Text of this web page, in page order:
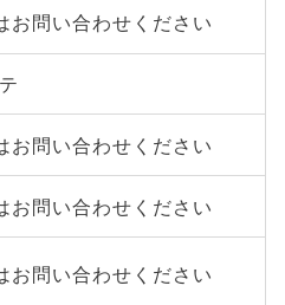
お問い合わせください
お問い合わせください
お問い合わせください
お問い合わせください